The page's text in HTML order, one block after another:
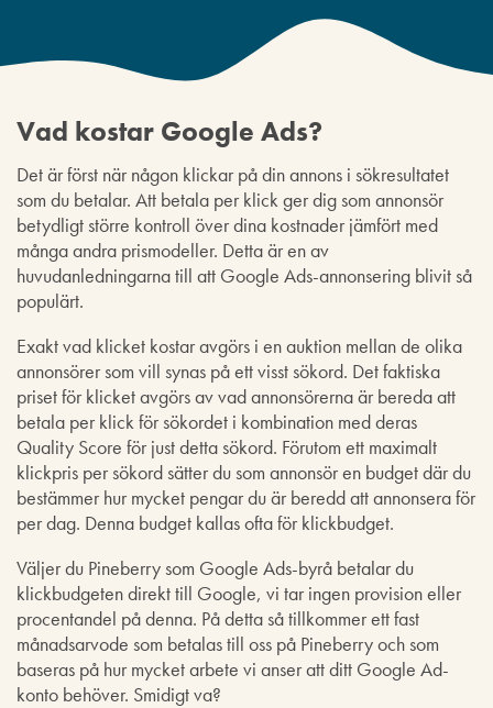
Vad kostar Google Ads?
Det är först när någon klickar på din annons i sökresultatet
som du betalar. Att betala per klick ger dig som annonsör
betydligt större kontroll över dina kostnader jämfört med
många andra prismodeller. Detta är en av
huvudanledningarna till att Google Ads-annonsering blivit så
populärt.
Exakt vad klicket kostar avgörs i en auktion mellan de olika
annonsörer som vill synas på ett visst sökord. Det faktiska
priset för klicket avgörs av vad annonsörerna är bereda att
betala per klick för sökordet i kombination med deras
Quality Score för just detta sökord. Förutom ett maximalt
klickpris per sökord sätter du som annonsör en budget där du
bestämmer hur mycket pengar du är beredd att annonsera för
per dag. Denna budget kallas ofta för klickbudget.
Väljer du Pineberry som Google Ads-byrå betalar du
klickbudgeten direkt till Google, vi tar ingen provision eller
procentandel på denna. På detta så tillkommer ett fast
månadsarvode som betalas till oss på Pineberry och som
baseras på hur mycket arbete vi anser att ditt Google Ad-
konto behöver. Smidigt va?